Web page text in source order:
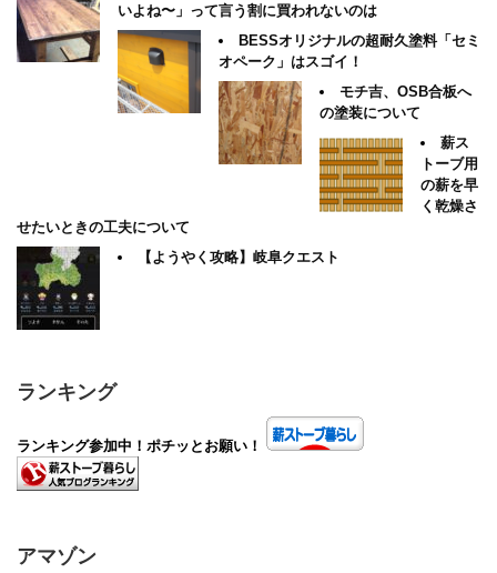
いよね〜」って言う割に買われないのは
BESSオリジナルの超耐久塗料「セミ
オペーク」はスゴイ！
モチ吉、OSB合板へ
の塗装について
薪ス
トーブ用
の薪を早
く乾燥さ
せたいときの工夫について
【ようやく攻略】岐阜クエスト
ランキング
ランキング参加中！ポチッとお願い！
アマゾン